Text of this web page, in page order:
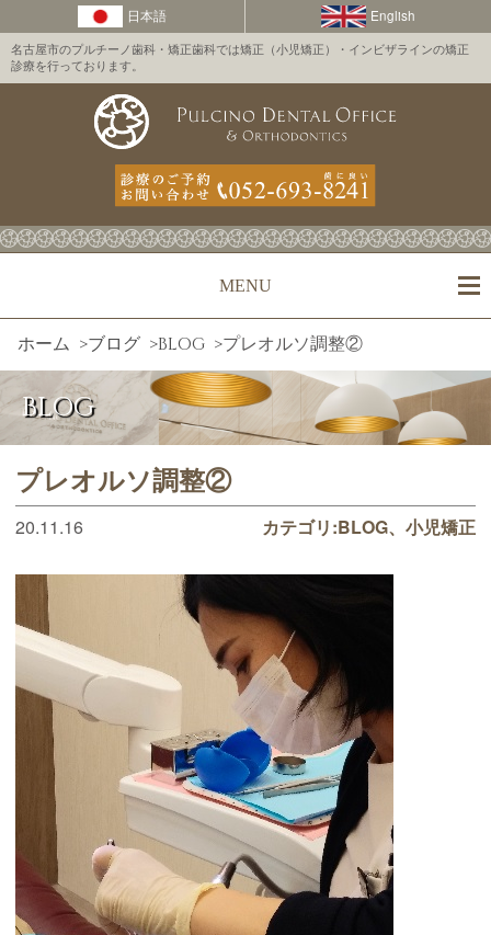
名古屋市のプルチーノ歯科・矯正歯科では矯正（小児矯正）・インビザラインの矯正
診療を行っております。
MENU
ホーム >ブログ >BLOG >プレオルソ調整②
BLOG
プレオルソ調整②
20.11.16 カテゴリ:BLOG 小児矯正